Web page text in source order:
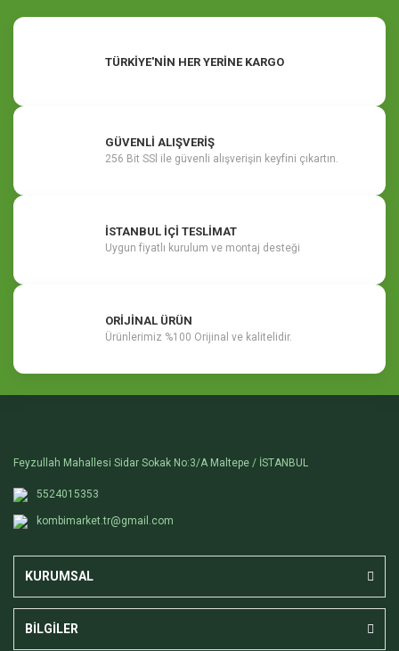
TÜRKİYE'NİN HER YERİNE KARGO
GÜVENLİ ALIŞVERİŞ
256 Bit SSl ile güvenli alışverişin keyfini çıkartın.
İSTANBUL İÇİ TESLİMAT
Uygun fiyatlı kurulum ve montaj desteği
ORİJİNAL ÜRÜN
Ürünlerimiz %100 Orijinal ve kalitelidir.
Feyzullah Mahallesi Sidar Sokak No:3/A Maltepe / İSTANBUL
5524015353
kombimarket.tr@gmail.com
KURUMSAL
BİLGİLER